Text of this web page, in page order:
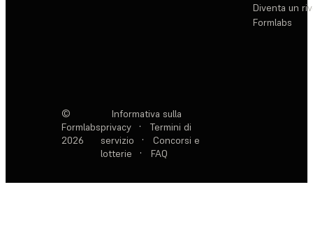
Diventa un
Formlabs
©
Formlabs
2026
Informativa sulla
privacy
·
Termini di
servizio
·
Concorsi e
lotterie
· FAQ